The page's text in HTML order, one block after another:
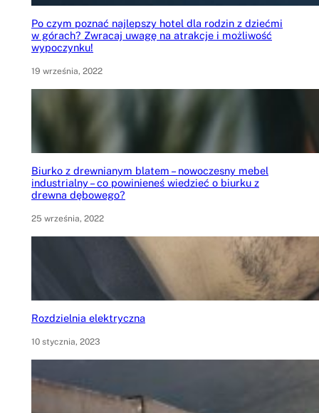
Po czym poznać najlepszy hotel dla rodzin z dziećmi
w górach? Zwracaj uwagę na atrakcje i możliwość
wypoczynku!
19 września, 2022
Biurko z drewnianym blatem – nowoczesny mebel
industrialny – co powinieneś wiedzieć o biurku z
drewna dębowego?
25 września, 2022
Rozdzielnia elektryczna
10 stycznia, 2023